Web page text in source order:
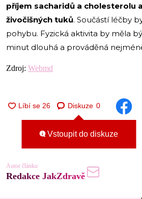
příjem sacharidů a cholesterolu
živočišných tuků. Součástí léčby
pohybu. Fyzická aktivita by měla
minut dlouhá a prováděná
Zdroj: Webmd
Diskuze 0
Vstoupit do diskuze
Autor článku
Redakce JakZdravě